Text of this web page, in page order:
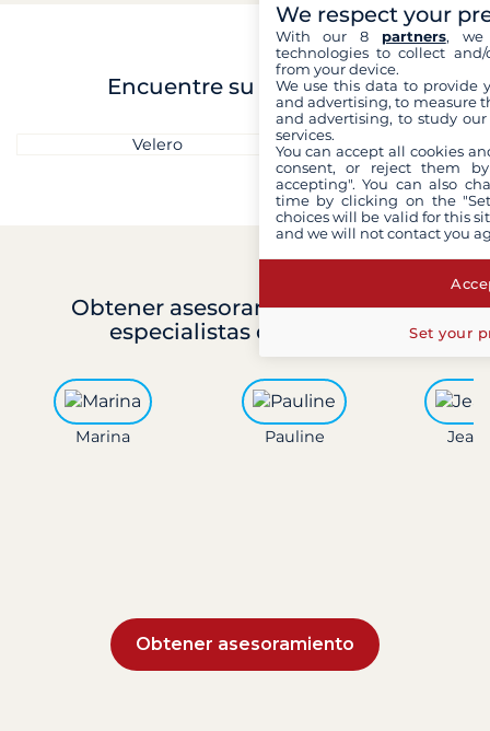
Encuentre su barco ideal
Velero
Obtener asesoramientocon los
especialistas de Filovent
Marina Pauline Jean
Obtener asesoramiento
We respect your
With our 8 partners, we
technologies to collect
from your device.
We use this data to provide
and advertising, to measure
and advertising, to study
services.
You can accept all cookies
consent, or reject them
accepting". You can also
time by clicking on the
choices will be valid for this
and we will not contact you
Set your